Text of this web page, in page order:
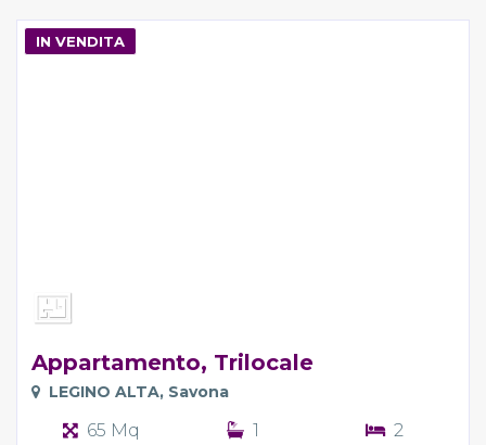
IN VENDITA
Appartamento, Trilocale
LEGINO ALTA, Savona
65 Mq 1 2